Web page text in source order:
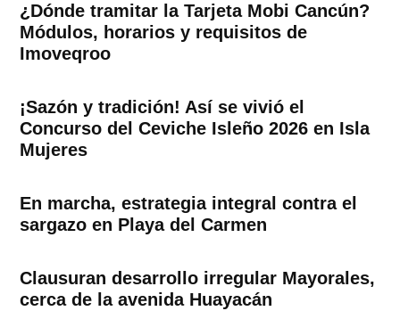
¿Dónde tramitar la Tarjeta Mobi Cancún?
Módulos, horarios y requisitos de
Imoveqroo
¡Sazón y tradición! Así se vivió el
Concurso del Ceviche Isleño 2026 en Isla
Mujeres
En marcha, estrategia integral contra el
sargazo en Playa del Carmen
Clausuran desarrollo irregular Mayorales,
cerca de la avenida Huayacán